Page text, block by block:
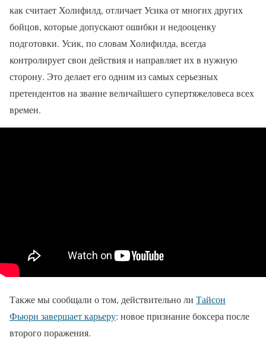
как считает Холифилд, отличает Усика от многих других
бойцов, которые допускают ошибки и недооценку
подготовки. Усик, по словам Холифилда, всегда
контролирует свои действия и направляет их в нужную
сторону. Это делает его одним из самых серьезных
претендентов на звание величайшего супертяжеловеса всех
времен.
Также мы сообщали о том, действительно ли Тайсон
Фьюри завершает карьеру: новое признание боксера после
второго поражения.